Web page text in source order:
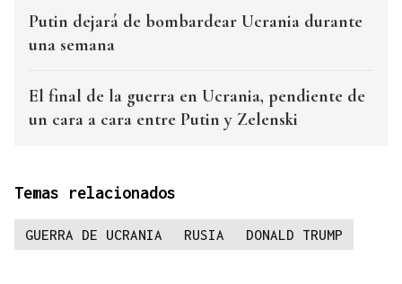
Putin dejará de bombardear Ucrania durante
una semana
El final de la guerra en Ucrania, pendiente de
un cara a cara entre Putin y Zelenski
Temas relacionados
GUERRA DE UCRANIA RUSIA DONALD TRUMP